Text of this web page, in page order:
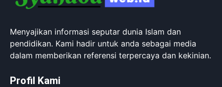
Menyajikan informasi seputar dunia Islam dan
pendidikan. Kami hadir untuk anda sebagai media
dalam memberikan referensi terpercaya dan kekinian.
Profil Kami